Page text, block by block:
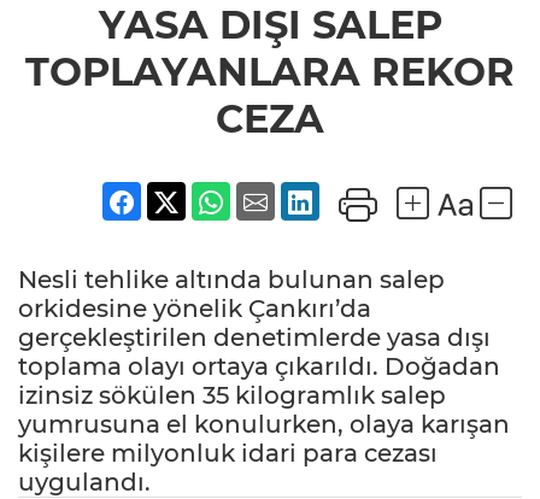
REKOR CEZA
YASA DIŞI SALEP
TOPLAYANLARA REKOR
CEZA
Nesli tehlike altında bulunan salep
orkidesine yönelik Çankırı’da
gerçekleştirilen denetimlerde yasa dışı
toplama olayı ortaya çıkarıldı. Doğadan
izinsiz sökülen 35 kilogramlık salep
yumrusuna el konulurken, olaya karışan
kişilere milyonluk idari para cezası
uygulandı.